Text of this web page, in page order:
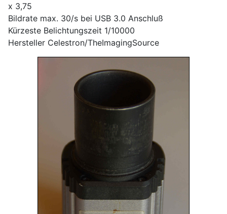
x 3,75
Bildrate max. 30/s bei USB 3.0 Anschluß
Kürzeste Belichtungszeit 1/10000
Hersteller Celestron/TheImagingSource